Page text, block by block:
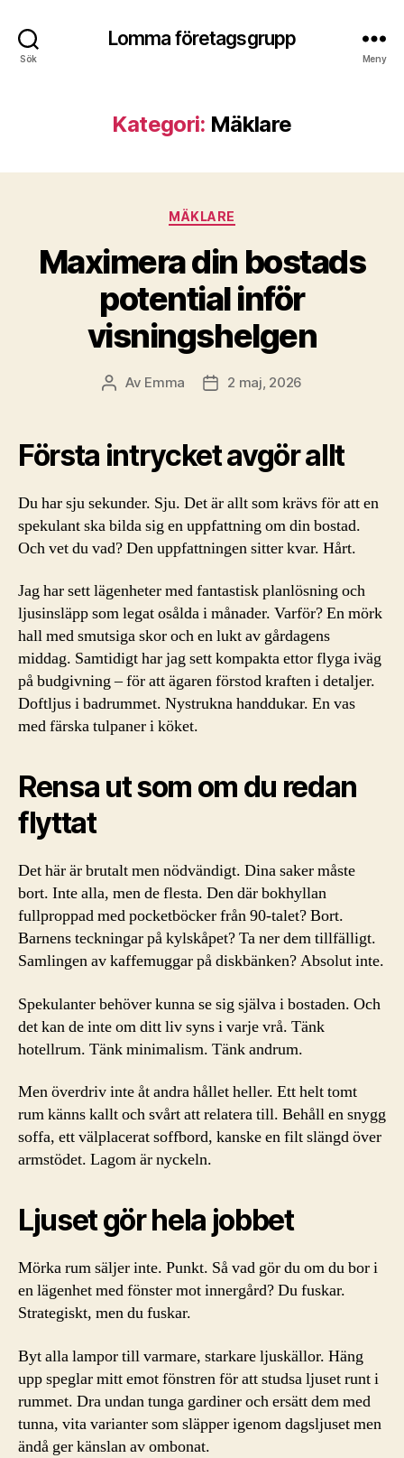
Sök
Lomma företagsgrupp
Meny
Kategori: Mäklare
Kategorier
MÄKLARE
Maximera din bostads
potential inför
visningshelgen
Inläggsförfattare
Av Emma Inläggsdatum
2 maj, 2026
Första intrycket avgör allt
Du har sju sekunder. Sju. Det är allt som krävs för att en
spekulant ska bilda sig en uppfattning om din bostad.
Och vet du vad? Den uppfattningen sitter kvar. Hårt.
Jag har sett lägenheter med fantastisk planlösning och
ljusinsläpp som legat osålda i månader. Varför? En mörk
hall med smutsiga skor och en lukt av gårdagens
middag. Samtidigt har jag sett kompakta ettor flyga iväg
på budgivning – för att ägaren förstod kraften i detaljer.
Doftljus i badrummet. Nystrukna handdukar. En vas
med färska tulpaner i köket.
Rensa ut som om du redan
flyttat
Det här är brutalt men nödvändigt. Dina saker måste
bort. Inte alla, men de flesta. Den där bokhyllan
fullproppad med pocketböcker från 90-talet? Bort.
Barnens teckningar på kylskåpet? Ta ner dem tillfälligt.
Samlingen av kaffemuggar på diskbänken? Absolut inte.
Spekulanter behöver kunna se sig själva i bostaden. Och
det kan de inte om ditt liv syns i varje vrå. Tänk
hotellrum. Tänk minimalism. Tänk andrum.
Men överdriv inte åt andra hållet heller. Ett helt tomt
rum känns kallt och svårt att relatera till. Behåll en snygg
soffa, ett välplacerat soffbord, kanske en filt slängd över
armstödet. Lagom är nyckeln.
Ljuset gör hela jobbet
Mörka rum säljer inte. Punkt. Så vad gör du om du bor i
en lägenhet med fönster mot innergård? Du fuskar.
Strategiskt, men du fuskar.
Byt alla lampor till varmare, starkare ljuskällor. Häng
upp speglar mitt emot fönstren för att studsa ljuset runt i
rummet. Dra undan tunga gardiner och ersätt dem med
tunna, vita varianter som släpper igenom dagsljuset men
ändå ger känslan av ombonat.